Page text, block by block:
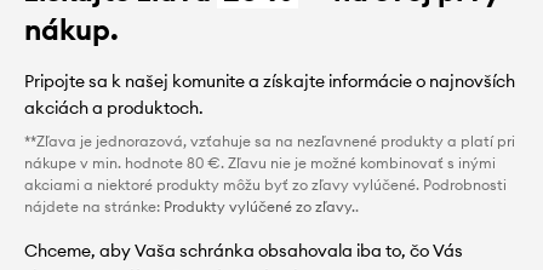
nákup.
Pripojte sa k našej komunite a získajte informácie o najnovších
akciách a produktoch.
**Zľava je jednorazová, vzťahuje sa na nezľavnené produkty a platí pri
nákupe v min. hodnote 80 €. Zľavu nie je možné kombinovať s inými
akciami a niektoré produkty môžu byť zo zľavy vylúčené. Podrobnosti
nájdete na stránke: Produkty vylúčené zo zľavy..
Chceme, aby Vaša schránka obsahovala iba to, čo Vás